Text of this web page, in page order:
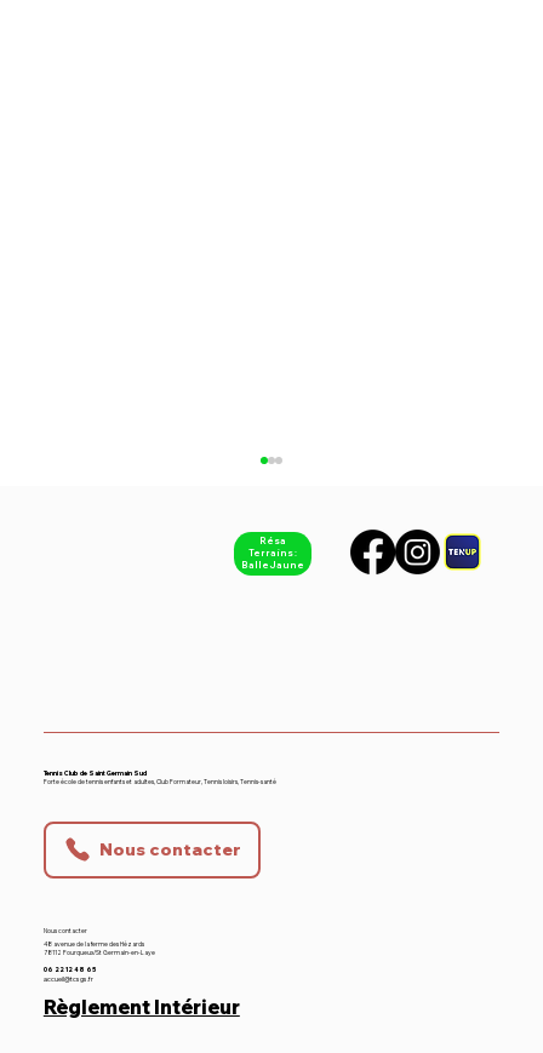
Résa
Terrains :
Balle Jaune
Tennis Club de Saint Germain Sud
Forte école de tennis enfants et adultes, Club Formateur, Tennis loisirs, Tennis-santé
Nous contacter
Nous contacter
48 avenue de la ferme des Hézards
78112 Fourqueux/St Germain-en-Laye
06 22 12 48 65
accueil@tcsgs.fr
Règlement Intérieur